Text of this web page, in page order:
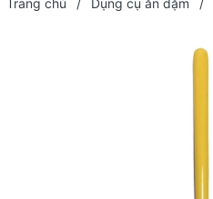
Trang chủ / Dụng cụ ăn dặm /